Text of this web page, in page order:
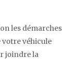
les démarches
votre véhicule
joindre la